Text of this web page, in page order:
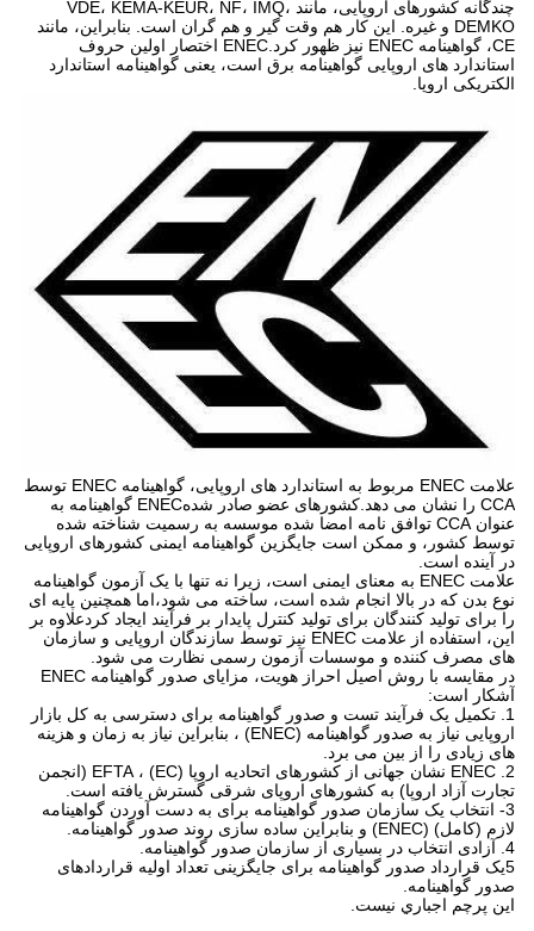
چندگانه کشورهای اروپایی، مانند VDE، KEMA-KEUR، NF، IMQ،
DEMKO و غیره. این کار هم وقت گیر و هم گران است. بنابراین، مانند
CE، گواهینامه ENEC نیز ظهور کرد.ENEC اختصار اولین حروف
استاندارد های اروپایی گواهینامه برق است، یعنی گواهینامه استاندارد
الکتریکی اروپا.
علامت ENEC مربوط به استاندارد های اروپایی، گواهینامه ENEC توسط
CCA را نشان می دهد.کشورهای عضو صادر شدهENEC گواهینامه به
عنوان CCA توافق نامه امضا شده موسسه به رسمیت شناخته شده
توسط کشور، و ممکن است جایگزین گواهینامه ایمنی کشورهای اروپایی
در آینده است.
علامت ENEC به معنای ایمنی است، زیرا نه تنها با یک آزمون گواهینامه
نوع بدن که در بالا انجام شده است، ساخته می شود،اما همچنین پایه ای
را برای تولید کنندگان برای تولید کنترل پایدار بر فرآیند ایجاد کردعلاوه بر
این، استفاده از علامت ENEC نیز توسط سازندگان اروپایی و سازمان
های مصرف کننده و موسسات آزمون رسمی نظارت می شود.
در مقایسه با روش اصیل احراز هویت، مزایای صدور گواهینامه ENEC
آشکار است:
1. تکمیل یک فرآیند تست و صدور گواهینامه برای دسترسی به کل بازار
اروپایی نیاز به صدور گواهینامه (ENEC) ، بنابراین نیاز به زمان و هزینه
های زیادی را از بین می برد.
2. ENEC نشان جهانی از کشورهای اتحادیه اروپا (EC) ، EFTA (انجمن
تجارت آزاد اروپا) به کشورهای اروپای شرقی گسترش یافته است.
3- انتخاب یک سازمان صدور گواهینامه برای به دست آوردن گواهینامه
لازم (کامل) (ENEC) و بنابراین ساده سازی روند صدور گواهینامه.
4. آزادی انتخاب در بسیاری از سازمان صدور گواهینامه.
5یک قرارداد صدور گواهینامه برای جایگزینی تعداد اولیه قراردادهای
صدور گواهینامه.
اين پرچم اجباري نيست.